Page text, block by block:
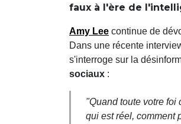
faux à l'ère de
Amy Lee continue de
Dans une récente
s'interroge sur la
sociaux :
"Quand toute votre foi
qui est réel, comment